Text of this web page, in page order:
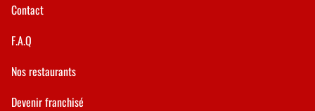
Contact
F.A.Q
Nos restaurants
Devenir franchisé